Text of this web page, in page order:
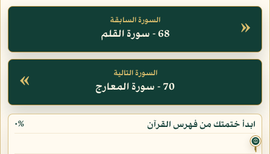
» السورة السابقة
68 - سورة القلم
« السورة التالية
70 - سورة المعارج
ابدأ ختمتك من فهرس القرآن ٠%
۞